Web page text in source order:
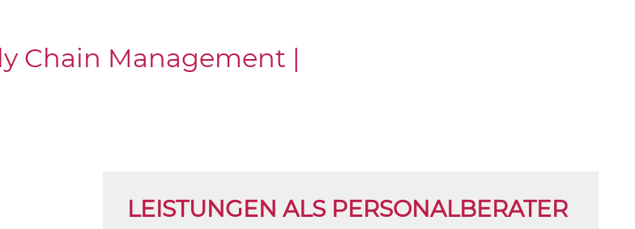
Chain Management |
LEISTUNGEN ALS PERSONALBERATER